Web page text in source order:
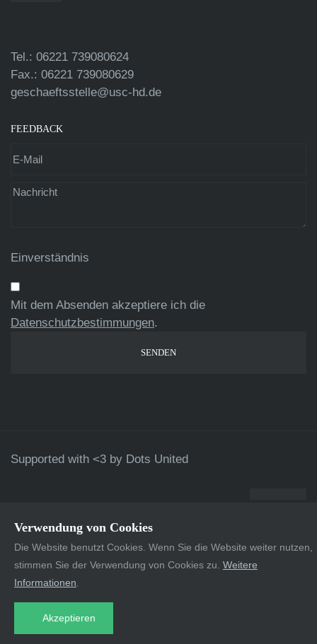
Tel.: 06221 739080624
Fax.: 06221 739080629
geschaeftsstelle@usc-hd.de
FEEDBACK
Einverständnis
Mit dem Absenden akzeptiere ich die
Datenschutzbestimmungen.
Supported with <3 by Dots United
Verwendung von Cookies
Die Website benutzt Cookies. Wenn Sie die Website weiter nutzen,
stimmen Sie der Verwendung von Cookies zu. Weitere
Informationen
Akzeptieren